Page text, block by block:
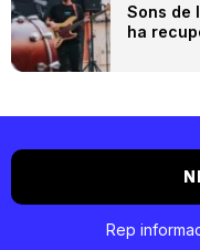
Sons de
ha
Rep